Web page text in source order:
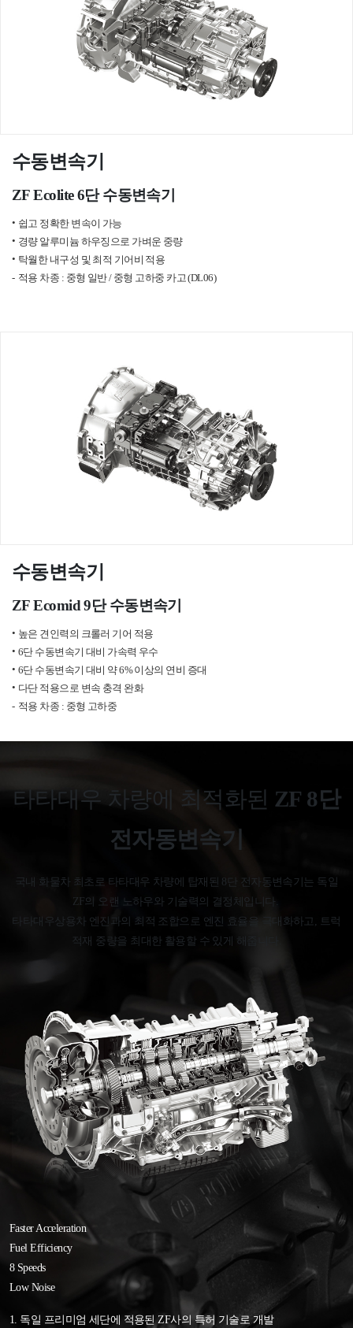
수동변속기
ZF Ecolite 6단 수동변속기
쉽고 정확한 변속이 가능
경량 알루미늄 하우징으로 가벼운 중량
탁월한 내구성 및 최적 기어비 적용
적용 차종 : 중형 일반 / 중형 고하중 카고 (DL06)
수동변속기
ZF Ecomid 9단 수동변속기
높은 견인력의 크롤러 기어 적용
6단 수동변속기 대비 가속력 우수
6단 수동변속기 대비 약 6% 이상의 연비 증대
다단 적용으로 변속 충격 완화
적용 차종 : 중형 고하중
타타대우 차량에 최적화된 ZF 8단
전자동변속기
국내 화물차 최초로 타타대우 차량에 탑재된 8단 전자동변속기는 ​ 독일
ZF의 오랜 노하우와 기술력의 결정체입니다. ​
타타대우상용차 엔진과의 최적 조합으로 엔진 효율을 극대화하고,
​ 트럭
적재 중량을 최대한 활용할 수 있게 해줍니다.
Faster Acceleration
Fuel Efficiency
8 Speeds
Low Noise
1. 독일 프리미엄 세단에 적용된 ZF사의 특허 기술로 개발